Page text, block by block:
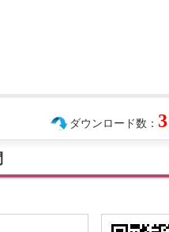
ダウンロード数： 3